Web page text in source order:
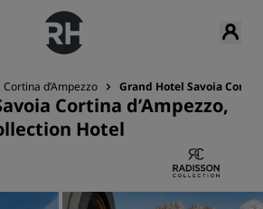
Cortina d’Ampezzo Grand Hotel Savoia
Cortina d’Ampezzo,
Hotel